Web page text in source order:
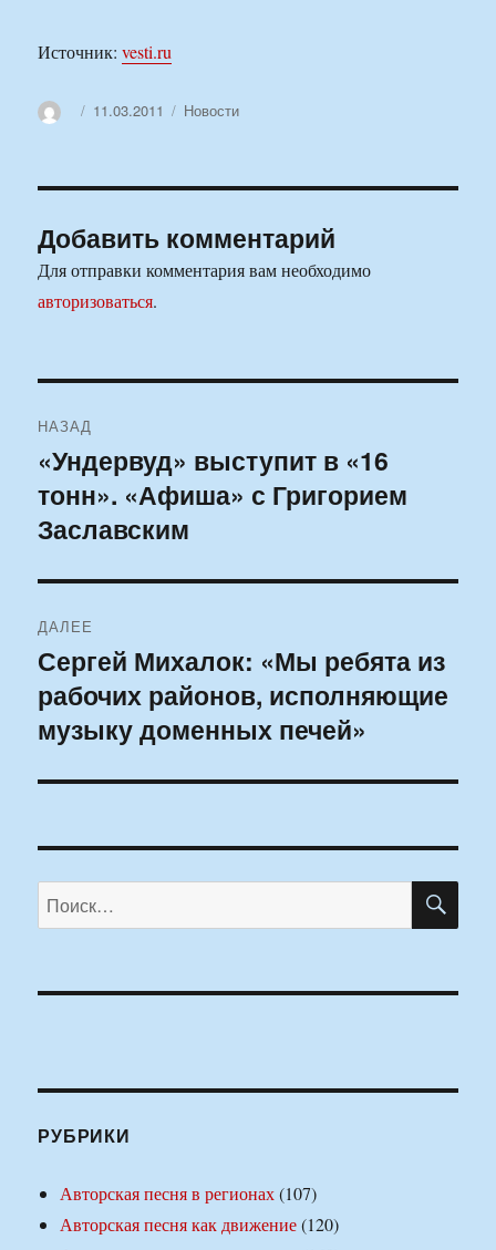
Источник:vesti.ru
АвторОпубликовано
11.03.2011 Рубрики
Новости
Добавить комментарий
Для отправки комментария вам необходимо
авторизоваться.
по
записям
НАЗАД
Предыдущая
запись:
«Ундервуд» выступит в «16
тонн». «Афиша» с Григорием
Заславским
ДАЛЕЕ
Следующая
запись:
Сергей Михалок: «Мы ребята из
рабочих районов, исполняющие
музыку доменных печей»
Искать:
РУБРИКИ
Авторская песня в регионах(107)
Авторская песня как движение(120)